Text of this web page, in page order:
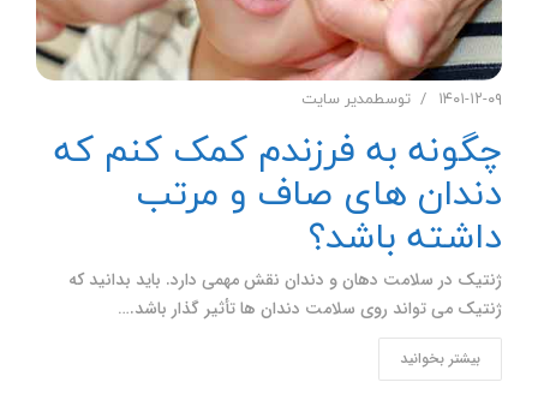
۱۴۰۱-۱۲-۰۹ توسطمدیر سایت
چگونه به فرزندم کمک کنم که
دندان های صاف و مرتب
داشته باشد؟
ژنتیک در سلامت دهان و دندان نقش مهمی دارد. باید بدانید که
ژنتیک می تواند روی سلامت دندان ها تأثیر گذار باشد.…
بیشتر بخوانید